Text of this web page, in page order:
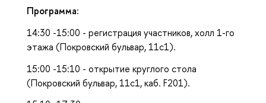
Программа:
14:30 -15:00 - регистрация участников, холл 1-го
этажа (Покровский бульвар, 11с1).
15:00 -15:10 - открытие круглого стола
(Покровский бульвар, 11с1, каб. F201).